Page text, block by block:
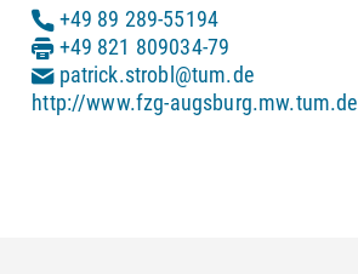
+49 89 289-55194
+49 821 809034-79
patrick.strobl@tum.de
http://www.fzg-augsburg.mw.tum.de